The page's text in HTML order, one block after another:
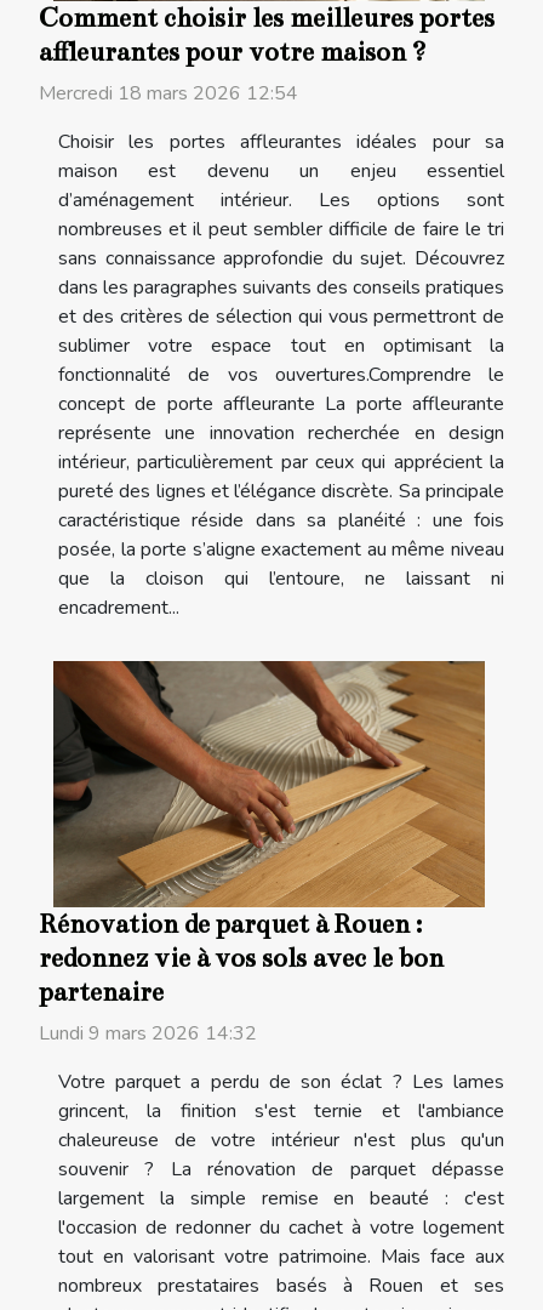
Comment choisir les meilleures portes
affleurantes pour votre maison ?
Mercredi 18 mars 2026 12:54
Choisir les portes affleurantes idéales pour sa
maison est devenu un enjeu essentiel
d’aménagement intérieur. Les options sont
nombreuses et il peut sembler difficile de faire le tri
sans connaissance approfondie du sujet. Découvrez
dans les paragraphes suivants des conseils pratiques
et des critères de sélection qui vous permettront de
sublimer votre espace tout en optimisant la
fonctionnalité de vos ouvertures.Comprendre le
concept de porte affleurante La porte affleurante
représente une innovation recherchée en design
intérieur, particulièrement par ceux qui apprécient la
pureté des lignes et l’élégance discrète. Sa principale
caractéristique réside dans sa planéité : une fois
posée, la porte s’aligne exactement au même niveau
que la cloison qui l’entoure, ne laissant ni
encadrement...
Rénovation de parquet à Rouen :
redonnez vie à vos sols avec le bon
partenaire
Lundi 9 mars 2026 14:32
Votre parquet a perdu de son éclat ? Les lames
grincent, la finition s'est ternie et l'ambiance
chaleureuse de votre intérieur n'est plus qu'un
souvenir ? La rénovation de parquet dépasse
largement la simple remise en beauté : c'est
l'occasion de redonner du cachet à votre logement
tout en valorisant votre patrimoine. Mais face aux
nombreux prestataires basés à Rouen et ses